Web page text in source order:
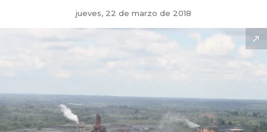
jueves, 22 de marzo de 2018